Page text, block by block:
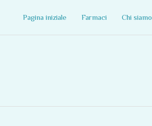
Pagina iniziale Farmaci Chi siamo